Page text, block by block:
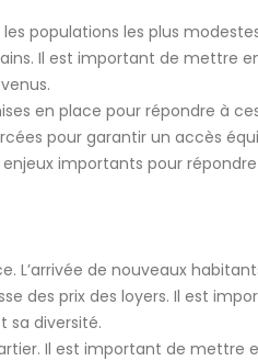
populations les plus
Il est important de mettre
en place pour répondre à
pour garantir un accès
importants pour
de nouveaux
des prix des loyers. Il est
sa diversité.
Il est important de mettre